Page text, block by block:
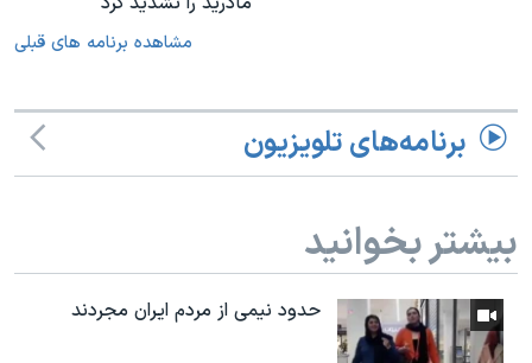
مشاهده برنامه های قبلی
برنامه‌های تلویزیون
بیشتر بخوانید
حدود نیمی از مردم ایران مجردند